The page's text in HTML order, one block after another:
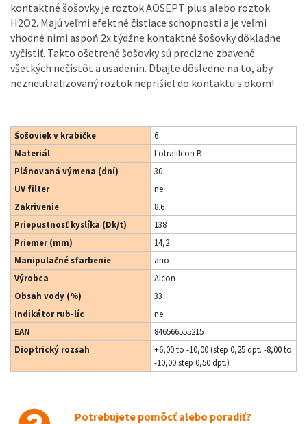
kontaktné šošovky je roztok AOSEPT plus alebo roztok
H2O2. Majú veľmi efektné čistiace schopnosti a je veľmi
vhodné nimi aspoň 2x týdžne kontaktné šošovky dôkladne
vyčistiť. Takto ošetrené šošovky sú precizne zbavené
všetkých nečistôt a usadenín. Dbajte dôsledne na to, aby
nezneutralizovaný roztok neprišiel do kontaktu s okom!
Šošoviek v krabičke
6
Materiál
Lotrafilcon B
Plánovaná výmena (dní)
30
UV filter
ne
Zakrivenie
8.6
Priepustnosť kyslíka (Dk/t)
138
Priemer (mm)
14,2
Manipulačné sfarbenie
ano
Výrobca
Alcon
Obsah vody (%)
33
Indikátor rub-líc
ne
EAN
846566555215
Dioptrický rozsah
+6,00 to -10,00 (step 0,25 dpt. -8,00 to
-10,00 step 0,50 dpt.)
Potrebujete pomôcť alebo poradiť?